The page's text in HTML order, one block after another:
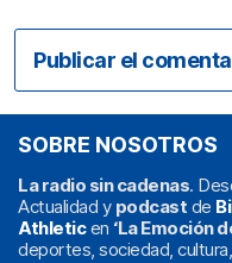
SOBRE NOSOTROS
La radio sin cadenas.
Actualidad y podcast de
Athleticen ‘La Emoción
deportes, sociedad,